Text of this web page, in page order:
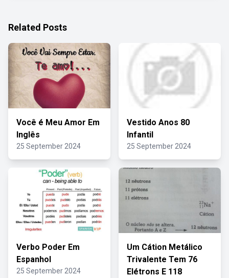
Related Posts
Você é Meu Amor Em
Inglês
25 September 2024
Vestido Anos 80
Infantil
25 September 2024
Verbo Poder Em
Espanhol
25 September 2024
Um Cátion Metálico
Trivalente Tem 76
Elétrons E 118